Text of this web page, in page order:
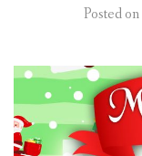
INFORMÁCIÓK
GALÉRIA
Posted on